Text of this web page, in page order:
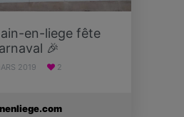
en-liege fête
🎉
2019 2